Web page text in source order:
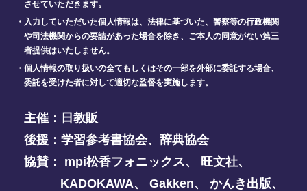
させていただきます。
・入力していただいた個人情報は、法律に基づいた、警察等の行政機関
や司法機関からの要請があった場合を除き、ご本人の同意がない第三
者提供はいたしません。
・個人情報の取り扱いの全てもしくはその一部を外部に委託する場合、
委託を受けた者に対して適切な監督を実施します。
主催： 日教販
後援： 学習参考書協会、 辞典協会
協賛： mpi松香フォニックス、 旺文社、
KADOKAWA、 Gakken、 かんき出版、